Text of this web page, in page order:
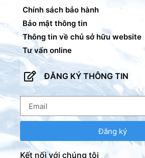
Chính sách bảo hành
Bảo mật thông tin
Thông tin về chủ sở hữu website
Tư vấn online
ĐĂNG KÝ THÔNG TIN
Đăng ký
Kết nối với chúng tôi